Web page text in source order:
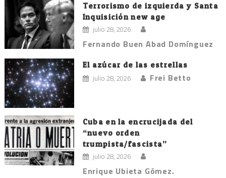
Terrorismo de izquierda y Santa
Inquisición new age
julio 28, 2026
Fernando Buen Abad Domínguez
El azúcar de las estrellas
julio 28, 2026 Frei Betto
Cuba en la encrucijada del
“nuevo orden
trumpista/fascista”
julio 28, 2026
Enrique Ubieta Gómez.